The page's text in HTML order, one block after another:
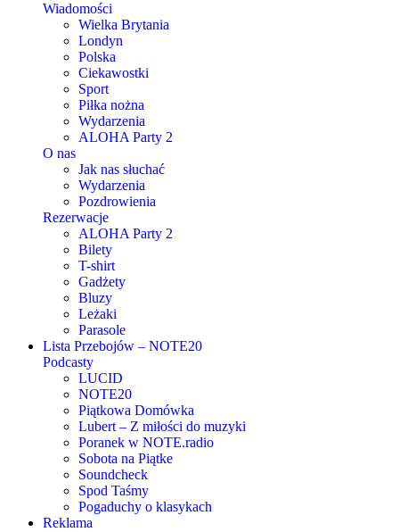
Wiadomości
Wielka Brytania
Londyn
Polska
Ciekawostki
Sport
Piłka nożna
Wydarzenia
ALOHA Party 2
O nas
Jak nas słuchać
Wydarzenia
Pozdrowienia
Rezerwacje
ALOHA Party 2
Bilety
T-shirt
Gadżety
Bluzy
Leżaki
Parasole
Lista Przebojów – NOTE20
Podcasty
LUCID
NOTE20
Piątkowa Domówka
Lubert – Z miłości do muzyki
Poranek w NOTE.radio
Sobota na Piątke
Soundcheck
Spod Taśmy
Pogaduchy o klasykach
Reklama